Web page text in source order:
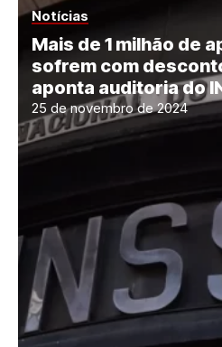
Notícias
Mais de 1 milhão de
sofrem com
aponta auditoria do
25 de novembro de 2024